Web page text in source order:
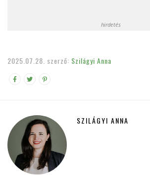
hirdetés
2025.07.28. szerző: Szilágyi Anna
SZILÁGYI ANNA